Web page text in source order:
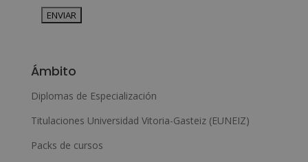
Derechos: Puede ejercitar sus derechos identificándose
suficientemente, dirigiéndose a la dirección admin@grupoesneca.com.
Para más información consulte nuestra Política de Privacidad.
t
e
Ámbito
Diplomas de Especialización
Titulaciones Universidad Vitoria-Gasteiz (EUNEIZ)
Packs de cursos